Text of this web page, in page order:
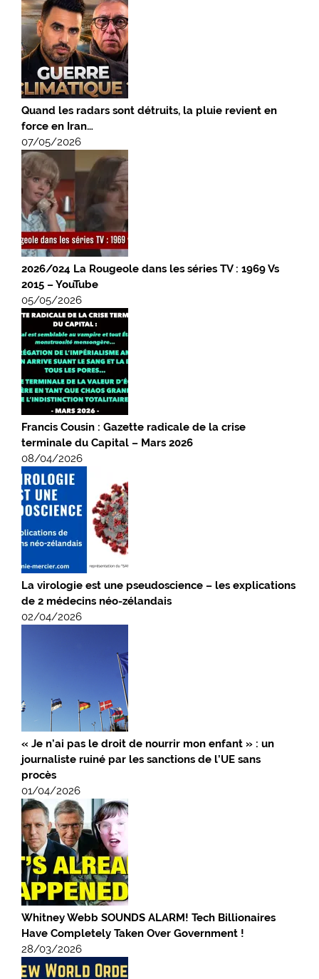
Quand les radars sont détruits, la pluie revient en
force en Iran…
07/05/2026
2026/024 La Rougeole dans les séries TV : 1969 Vs
2015 – YouTube
05/05/2026
Francis Cousin : Gazette radicale de la crise
terminale du Capital – Mars 2026
08/04/2026
La virologie est une pseudoscience – les explications
de 2 médecins néo-zélandais
02/04/2026
« Je n’ai pas le droit de nourrir mon enfant » : un
journaliste ruiné par les sanctions de l’UE sans
procès
01/04/2026
Whitney Webb SOUNDS ALARM! Tech Billionaires
Have Completely Taken Over Government !
28/03/2026